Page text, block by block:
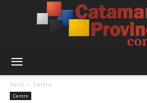
Inicio Centro
Centro